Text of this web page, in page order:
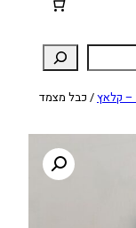
– קלאץ/ כבל מצמד